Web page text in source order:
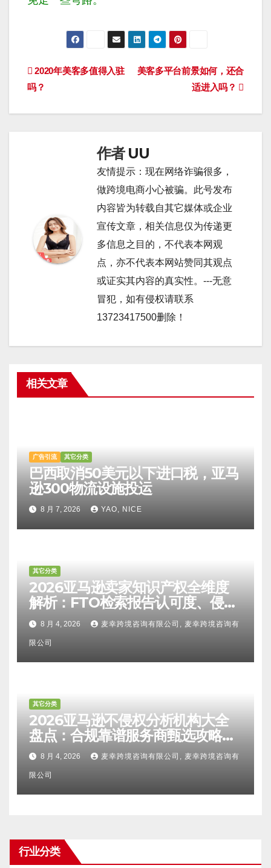
文
章
美客多平台前景如何，还合
适进入吗？
2020年美客多值得入驻
吗？
作者 UU
友情提示：现在网络诈骗很多，
做跨境电商小心被骗。此号发布
内容皆为转载自其它媒体或企业
宣传文章，相关信息仅为传递更
多信息之目的，不代表本网观
点，亦不代表本网站赞同其观点
或证实其内容的真实性。---无意
冒犯，如有侵权请联系
13723417500删除！
相关文章
广告引流 其它分类
巴西取消50美元以下进口税，亚马
逊300物流设施投运
8 月 7, 2026 YAO, NICE
其它分类
2026亚马逊卖家知识产权全维度
解析：FTO检索报告认可度、侵权
比对区别、TRO应诉方法及服务商
甄选避坑全攻略
8 月 4, 2026 麦幸跨境咨询有限公司, 麦幸跨境咨询有
限公司
其它分类
2026亚马逊不侵权分析机构大全
盘点：合规靠谱服务商甄选攻略、
避坑FAQ及标杆机构实力详解
8 月 4, 2026 麦幸跨境咨询有限公司, 麦幸跨境咨询有
限公司
行业分类